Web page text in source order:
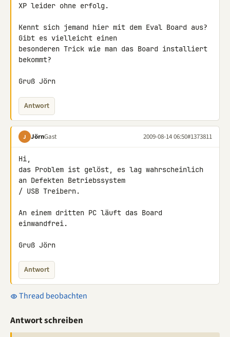
XP leider ohne erfolg.
Kennt sich jemand hier mit dem Eval Board aus?
Gibt es vielleicht einen
besonderen Trick wie man das Board installiert
bekommt?
Gruß Jörn
Antwort
J JörnGast 2009-08-14 06:50#1373811
Hi,
das Problem ist gelöst, es lag wahrscheinlich
an Defekten Betriebssystem
/ USB Treibern.
An einem dritten PC läuft das Board
einwandfrei.
Gruß Jörn
Antwort
Thread beobachten
Antwort schreiben